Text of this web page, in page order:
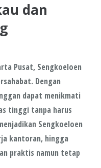
dan
Pusat, Sengkoeloen
Dengan
dapat menikmati
tinggi tanpa harus
Sengkoeloen
kantoran, hingga
praktis namun tetap